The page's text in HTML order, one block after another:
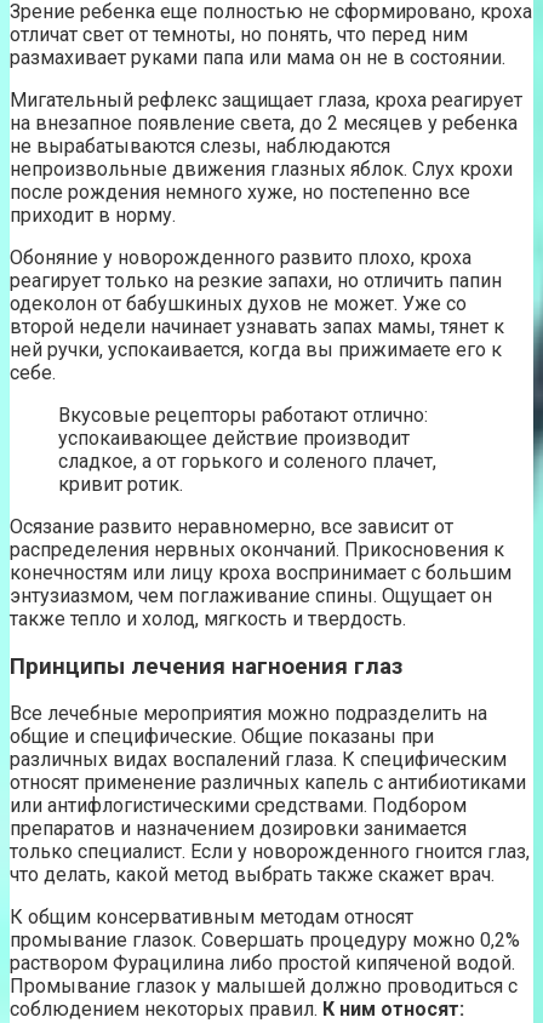
Зрение ребенка еще полностью не сформировано, кроха
отличат свет от темноты, но понять, что перед ним
размахивает руками папа или мама он не в состоянии.
Мигательный рефлекс защищает глаза, кроха реагирует
на внезапное появление света, до 2 месяцев у ребенка
не вырабатываются слезы, наблюдаются
непроизвольные движения глазных яблок. Слух крохи
после рождения немного хуже, но постепенно все
приходит в норму.
Обоняние у новорожденного развито плохо, кроха
реагирует только на резкие запахи, но отличить папин
одеколон от бабушкиных духов не может. Уже со
второй недели начинает узнавать запах мамы, тянет к
ней ручки, успокаивается, когда вы прижимаете его к
себе.
Вкусовые рецепторы работают отлично:
успокаивающее действие производит
сладкое, а от горького и соленого плачет,
кривит ротик.
Осязание развито неравномерно, все зависит от
распределения нервных окончаний. Прикосновения к
конечностям или лицу кроха воспринимает с большим
энтузиазмом, чем поглаживание спины. Ощущает он
также тепло и холод, мягкость и твердость.
Принципы лечения нагноения глаз
Все лечебные мероприятия можно подразделить на
общие и специфические. Общие показаны при
различных видах воспалений глаза. К специфическим
относят применение различных капель с антибиотиками
или антифлогистическими средствами. Подбором
препаратов и назначением дозировки занимается
только специалист. Если у новорожденного гноится глаз,
что делать, какой метод выбрать также скажет врач.
К общим консервативным методам относят
промывание глазок. Совершать процедуру можно 0,2%
раствором Фурацилина либо простой кипяченой водой.
Промывание глазок у малышей должно проводиться с
соблюдением некоторых правил. К ним относят: